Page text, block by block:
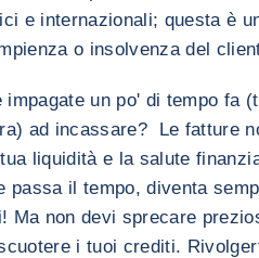
e internazionali; questa è
o insolvenza del
un po' di tempo fa
ad incassare? Le fatture
liquidità e la salute
passa il tempo, diventa
Ma non devi sprecare
i tuoi crediti.